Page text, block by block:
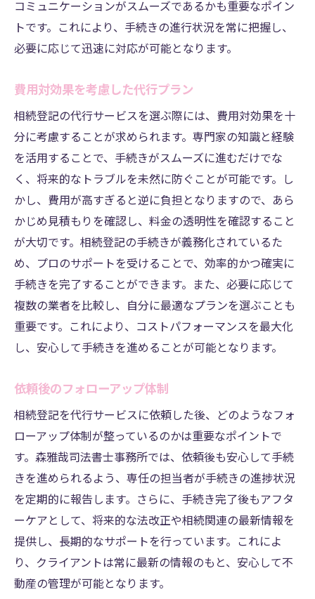
コミュニケーションがスムーズであるかも重要なポイン
トです。これにより、手続きの進行状況を常に把握し、
必要に応じて迅速に対応が可能となります。
費用対効果を考慮した代行プラン
相続登記の代行サービスを選ぶ際には、費用対効果を十
分に考慮することが求められます。専門家の知識と経験
を活用することで、手続きがスムーズに進むだけでな
く、将来的なトラブルを未然に防ぐことが可能です。し
かし、費用が高すぎると逆に負担となりますので、あら
かじめ見積もりを確認し、料金の透明性を確認すること
が大切です。相続登記の手続きが義務化されているた
め、プロのサポートを受けることで、効率的かつ確実に
手続きを完了することができます。また、必要に応じて
複数の業者を比較し、自分に最適なプランを選ぶことも
重要です。これにより、コストパフォーマンスを最大化
し、安心して手続きを進めることが可能となります。
依頼後のフォローアップ体制
相続登記を代行サービスに依頼した後、どのようなフォ
ローアップ体制が整っているのかは重要なポイントで
す。森雅哉司法書士事務所では、依頼後も安心して手続
きを進められるよう、専任の担当者が手続きの進捗状況
を定期的に報告します。さらに、手続き完了後もアフタ
ーケアとして、将来的な法改正や相続関連の最新情報を
提供し、長期的なサポートを行っています。これによ
り、クライアントは常に最新の情報のもと、安心して不
動産の管理が可能となります。